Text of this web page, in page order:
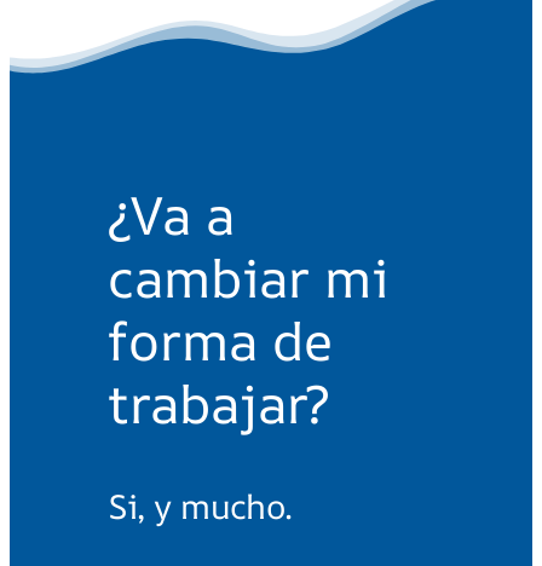
¿Va a
cambiar mi
forma de
trabajar?
Si, y mucho.